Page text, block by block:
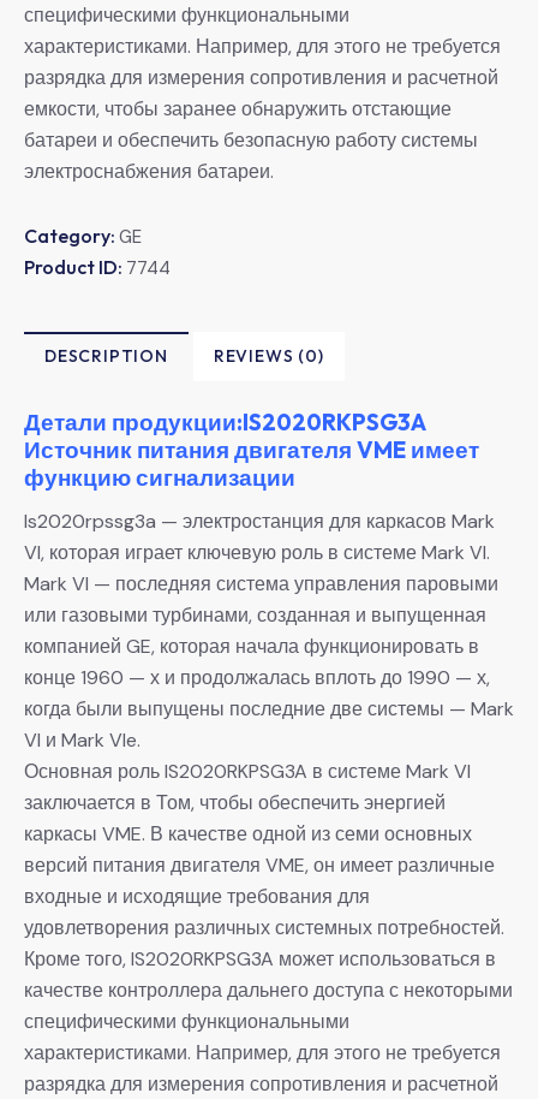
специфическими функциональными
характеристиками. Например, для этого не требуется
разрядка для измерения сопротивления и расчетной
емкости, чтобы заранее обнаружить отстающие
батареи и обеспечить безопасную работу системы
электроснабжения батареи.
Category: GE
Product ID: 7744
DESCRIPTION REVIEWS (0)
Детали продукции:IS2020RKPSG3A
Источник питания двигателя VME имеет
функцию сигнализации
Is2020rpssg3a — электростанция для каркасов Mark
VI, которая играет ключевую роль в системе Mark VI.
Mark VI — последняя система управления паровыми
или газовыми турбинами, созданная и выпущенная
компанией GE, которая начала функционировать в
конце 1960 — х и продолжалась вплоть до 1990 — х,
когда были выпущены последние две системы — Mark
VI и Mark VIe.
Основная роль IS2020RKPSG3A в системе Mark VI
заключается в Том, чтобы обеспечить энергией
каркасы VME. В качестве одной из семи основных
версий питания двигателя VME, он имеет различные
входные и исходящие требования для
удовлетворения различных системных потребностей.
Кроме того, IS2020RKPSG3A может использоваться в
качестве контроллера дальнего доступа с некоторыми
специфическими функциональными
характеристиками. Например, для этого не требуется
разрядка для измерения сопротивления и расчетной